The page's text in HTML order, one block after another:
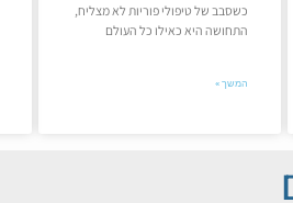
כשסבב של טיפולי פוריות לא מצליח,
התחושה היא כאילו כל העולם
המשך »